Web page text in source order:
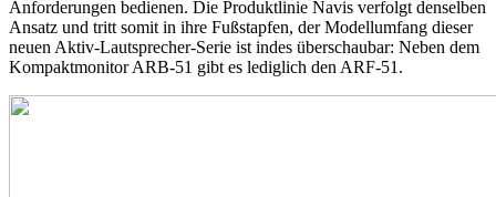
Anforderungen bedienen. Die Produktlinie Navis verfolgt denselben
Ansatz und tritt somit in ihre Fußstapfen, der Modellumfang dieser
neuen Aktiv-Lautsprecher-Serie ist indes überschaubar: Neben dem
Kompaktmonitor ARB-51 gibt es lediglich den ARF-51.